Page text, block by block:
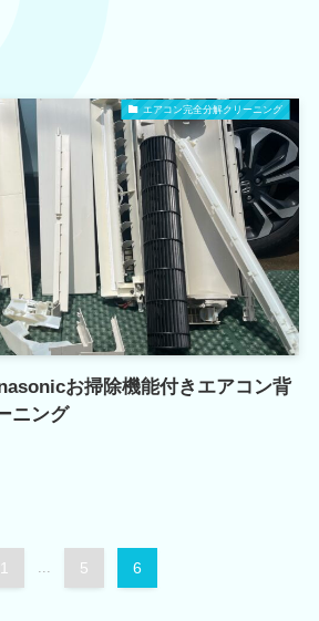
エアコン完全分解クリーニング
お掃除機能付きエアコン背
ニング
1 ... 5 6